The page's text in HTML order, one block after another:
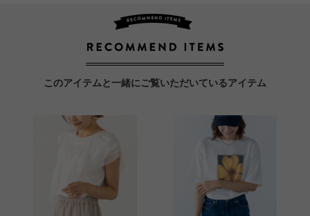
このアイテムと一緒にご覧いただいているアイテム